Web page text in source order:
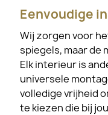
Eenvoudige
Wij zorgen voor
spiegels, maar de
Elk interieur is
universele
volledige vrijheid
te kiezen die bij